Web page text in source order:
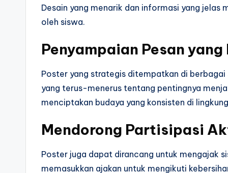
Desain yang menarik dan informasi yang
oleh siswa.
Penyampaian Pesan
Poster yang strategis ditempatkan di
yang terus-menerus tentang pentingnya
menciptakan budaya yang konsisten di
Mendorong Partisipasi
Poster juga dapat dirancang untuk mengajak
memasukkan ajakan untuk mengikuti